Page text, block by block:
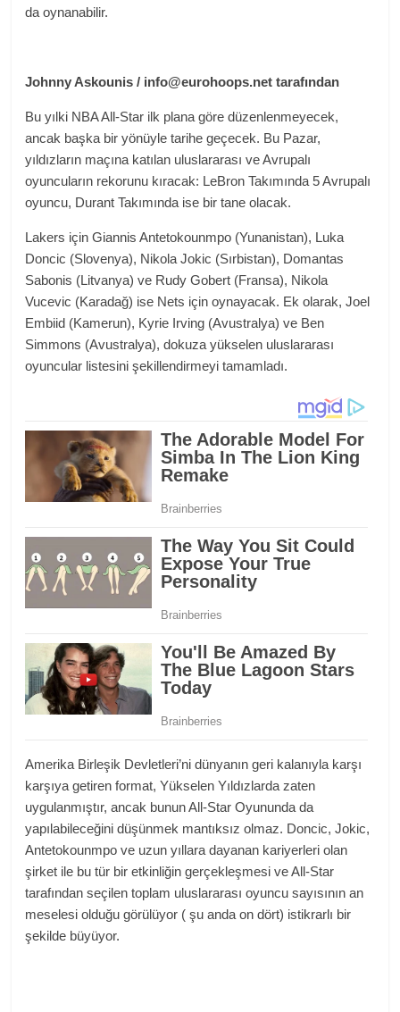
da oynanabilir.
Johnny Askounis / info@eurohoops.net tarafından
Bu yılki NBA All-Star ilk plana göre düzenlenmeyecek,
ancak başka bir yönüyle tarihe geçecek. Bu Pazar,
yıldızların maçına katılan uluslararası ve Avrupalı ​​
oyuncuların rekorunu kıracak: LeBron Takımında 5 Avrupalı ​​
oyuncu, Durant Takımında ise bir tane olacak.
Lakers için Giannis Antetokounmpo (Yunanistan), Luka
Doncic (Slovenya), Nikola Jokic (Sırbistan), Domantas
Sabonis (Litvanya) ve Rudy Gobert (Fransa), Nikola
Vucevic (Karadağ) ise Nets için oynayacak. Ek olarak, Joel
Embiid (Kamerun), Kyrie Irving (Avustralya) ve Ben
Simmons (Avustralya), dokuza yükselen uluslararası
oyuncular listesini şekillendirmeyi tamamladı.
Amerika Birleşik Devletleri’ni dünyanın geri kalanıyla karşı
karşıya getiren format, Yükselen Yıldızlarda zaten
uygulanmıştır, ancak bunun All-Star Oyununda da
yapılabileceğini düşünmek mantıksız olmaz. Doncic, Jokic,
Antetokounmpo ve uzun yıllara dayanan kariyerleri olan
şirket ile bu tür bir etkinliğin gerçekleşmesi ve All-Star
tarafından seçilen toplam uluslararası oyuncu sayısının an
meselesi olduğu görülüyor ( şu anda on dört) istikrarlı bir
şekilde büyüyor.